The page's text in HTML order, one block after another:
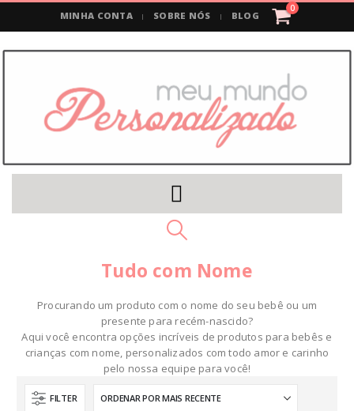
MINHA CONTA SOBRE NÓS BLOG
0
Tudo com Nome
Procurando um produto com o nome do seu bebê ou um
presente para recém-nascido?
Aqui você encontra opções incríveis de produtos para bebês e
crianças com nome, personalizados com todo amor e carinho
pelo nossa equipe para você!
FILTER